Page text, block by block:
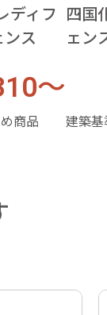
ィフ
ス
～
商品
四国
ェン
建築